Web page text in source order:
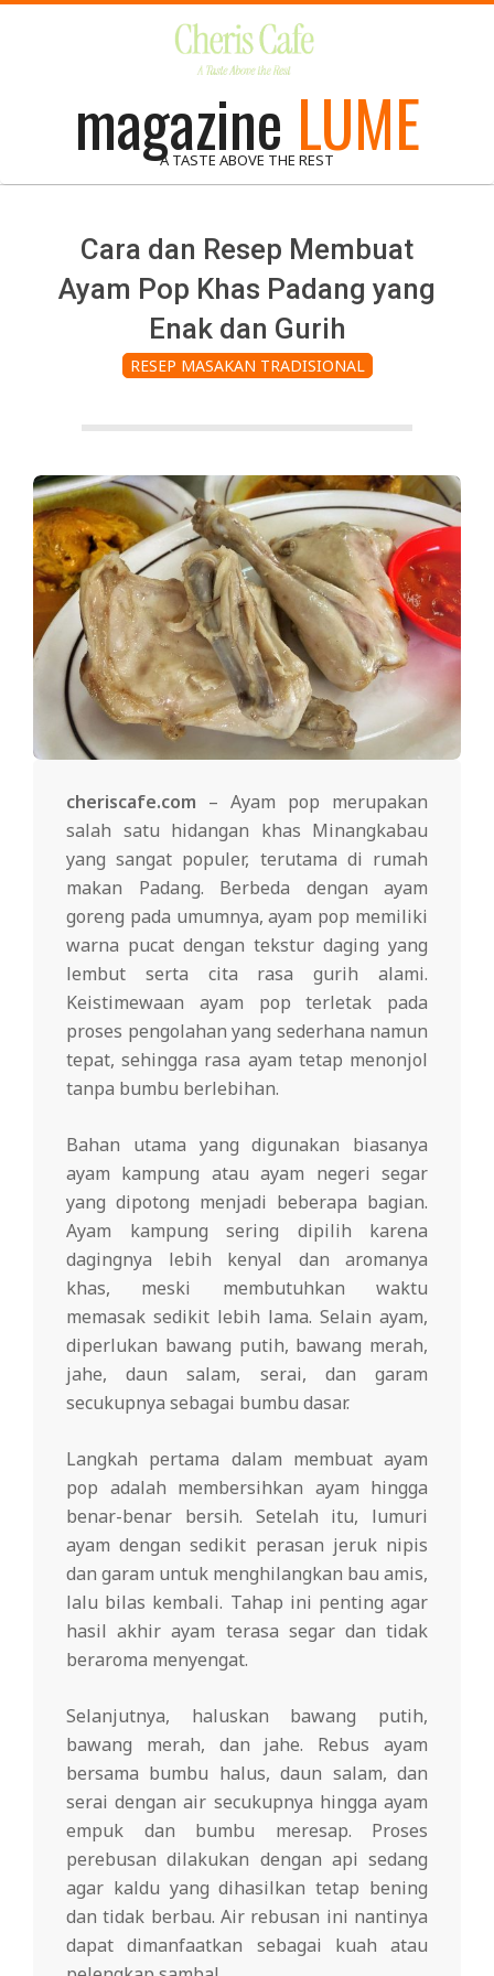
magazine LUME
A TASTE ABOVE THE REST
Cara dan Resep Membuat
Ayam Pop Khas Padang yang
Enak dan Gurih
RESEP MASAKAN TRADISIONAL
cheriscafe.com – Ayam pop merupakan
salah satu hidangan khas Minangkabau
yang sangat populer, terutama di rumah
makan Padang. Berbeda dengan ayam
goreng pada umumnya, ayam pop memiliki
warna pucat dengan tekstur daging yang
lembut serta cita rasa gurih alami.
Keistimewaan ayam pop terletak pada
proses pengolahan yang sederhana namun
tepat, sehingga rasa ayam tetap menonjol
tanpa bumbu berlebihan.
Bahan utama yang digunakan biasanya
ayam kampung atau ayam negeri segar
yang dipotong menjadi beberapa bagian.
Ayam kampung sering dipilih karena
dagingnya lebih kenyal dan aromanya
khas, meski membutuhkan waktu
memasak sedikit lebih lama. Selain ayam,
diperlukan bawang putih, bawang merah,
jahe, daun salam, serai, dan garam
secukupnya sebagai bumbu dasar.
Langkah pertama dalam membuat ayam
pop adalah membersihkan ayam hingga
benar-benar bersih. Setelah itu, lumuri
ayam dengan sedikit perasan jeruk nipis
dan garam untuk menghilangkan bau amis,
lalu bilas kembali. Tahap ini penting agar
hasil akhir ayam terasa segar dan tidak
beraroma menyengat.
Selanjutnya, haluskan bawang putih,
bawang merah, dan jahe. Rebus ayam
bersama bumbu halus, daun salam, dan
serai dengan air secukupnya hingga ayam
empuk dan bumbu meresap. Proses
perebusan dilakukan dengan api sedang
agar kaldu yang dihasilkan tetap bening
dan tidak berbau. Air rebusan ini nantinya
dapat dimanfaatkan sebagai kuah atau